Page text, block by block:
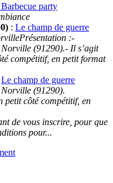
party
: Le champ de guerre
:-
(91290).- Il s’agit
compétitif, en petit format
Le champ de guerre
Norville (91290).
petit côté compétitif, en
de vous inscrire, pour que
pour...